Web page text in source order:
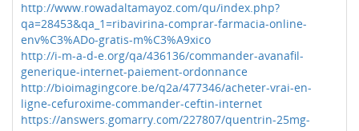
http://www.rowadaltamayoz.com/qu/index.php?
qa=28453&qa_1=ribavirina-comprar-farmacia-online-
env%C3%ADo-gratis-m%C3%A9xico
http://i-m-a-d-e.org/qa/436136/commander-avanafil-
generique-internet-paiement-ordonnance
http://bioimagingcore.be/q2a/477346/acheter-vrai-en-
ligne-cefuroxime-commander-ceftin-internet
https://answers.gomarry.com/227807/quentrin-25mg-